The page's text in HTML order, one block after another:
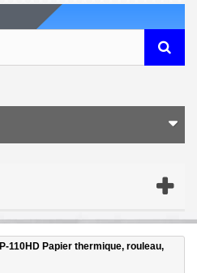
110HD Papier thermique, rouleau,